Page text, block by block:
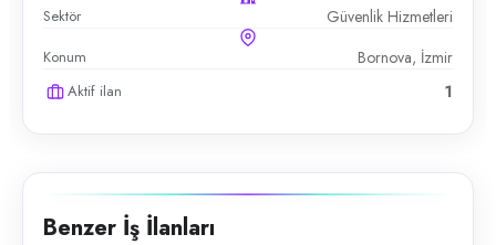
Sektör Güvenlik Hizmetleri
Konum Bornova, İzmir
Aktif ilan 1
Benzer İş İlanları